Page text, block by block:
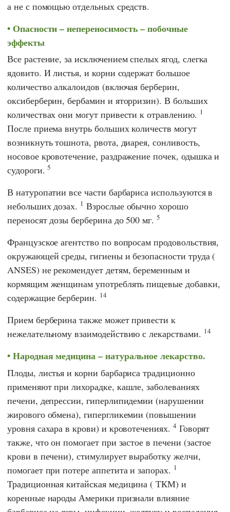
а не с помощью отдельных средств.
Опасности – непереносимость – побочные
эффекты
Все растение, за исключением спелых ягод, слегка
ядовито. И листья, и корни содержат большое
количество алкалоидов (включая берберин,
оксиберберин, бербамин и яторризин). В больших
количествах они могут привести к отравлению. 1
После приема внутрь больших количеств могут
возникнуть тошнота, рвота, диарея, сонливость,
носовое кровотечение, раздражение почек, одышка и
судороги.5
В натуропатии все части барбариса используются в
небольших дозах. 1 Взрослые обычно хорошо
переносят дозы берберина до 500 мг.5
Французское агентство по вопросам продовольствия,
окружающей среды, гигиены и безопасности труда(
ANSES) не рекомендует детям, беременным и
кормящим женщинам употреблять пищевые добавки,
содержащие берберин. 14
Прием берберина также может привести к
нежелательному взаимодействию с лекарствами. 14
Народная медицина – натуральное лекарство.
Плоды, листья и корни барбариса традиционно
применяют при лихорадке, кашле, заболеваниях
печени, депрессии, гиперлипидемии (нарушении
жирового обмена), гипергликемии (повышении
уровня сахара в крови) и кровотечениях. 4 Говорят
также, что он помогает при застое в печени (застое
крови в печени), стимулирует выработку желчи,
помогает при потере аппетита и запорах. 1
Традиционная китайская медицина (ТКМ) и
коренные народы Америки признали влияние